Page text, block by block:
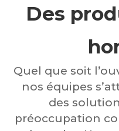
Des
Quel que soit
nos équipes
des
préoccupation